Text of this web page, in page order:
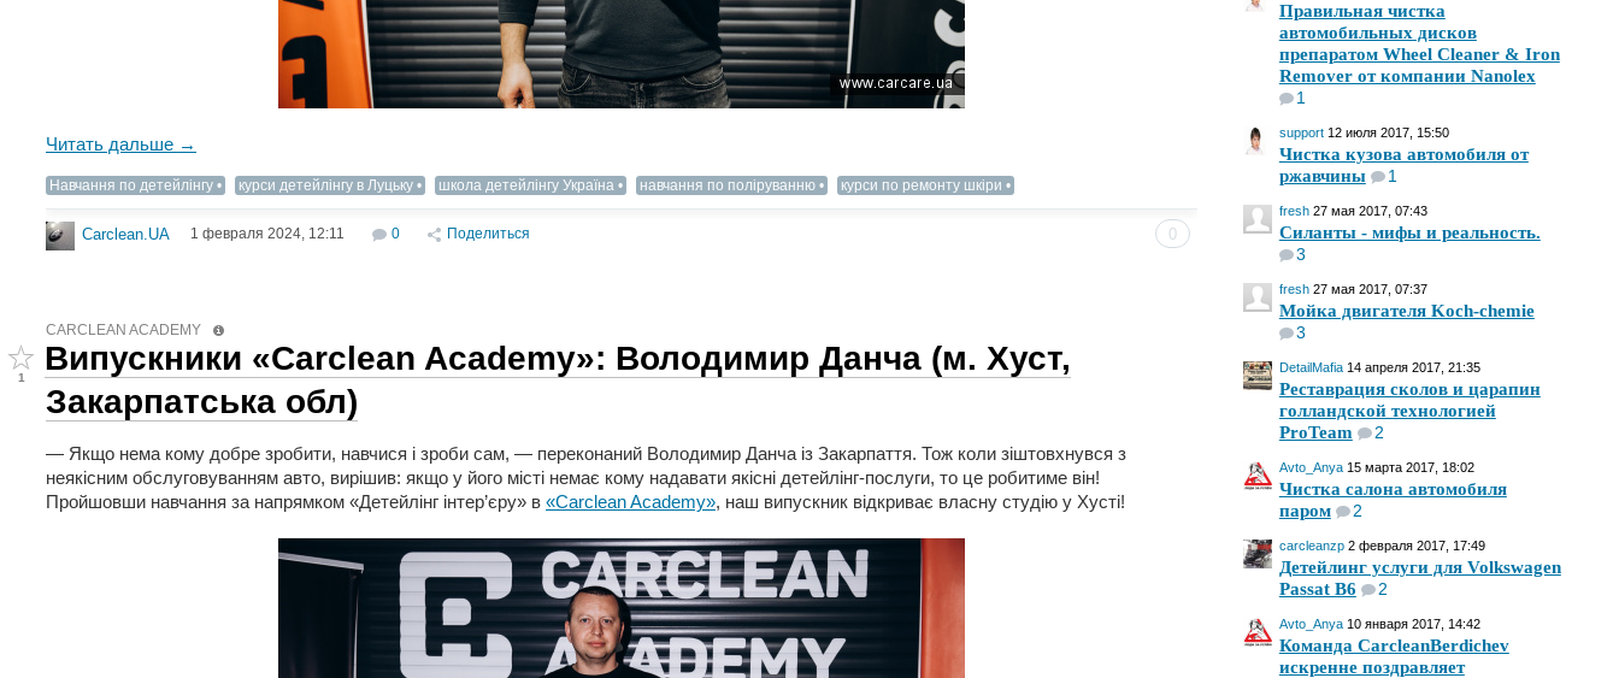
Правильная чистка
автомобильных дисков
препаратом Wheel Cleaner & Iron
Remover от компании Nanolex
1
support 12 июля 2017, 15:50
Чистка кузова автомобиля от
ржавчины
1
fresh 27 мая 2017, 07:43
Силанты - мифы и реальность.
3
fresh 27 мая 2017, 07:37
Мойка двигателя Koch-chemie
3
DetailMafia 14 апреля 2017, 21:35
Реставрация сколов и царапин
голландской технологией
ProTeam
2
Avto_Anya 15 марта 2017, 18:02
Чистка салона автомобиля
паром
2
carcleanzp 2 февраля 2017, 17:49
Детейлинг услуги для Volkswagen
Passat B6
2
Avto_Anya 10 января 2017, 14:42
Команда CarcleanBerdichev
искренне поздравляет
Читать дальше →
Навчання по детейлінгу курси детейлінгу в Луцьку школа детейлінгу Україна навчання по поліруванню курси по ремонту шкіри
Carclean.UA 1 февраля 2024, 12:11 0 Поделиться 0
CARCLEAN ACADEMY
1
Випускники «Carclean Academy»: Володимир Данча (м. Хуст,
Закарпатська обл)
— Якщо нема кому добре зробити, навчися і зроби сам, — переконаний Володимир Данча із Закарпаття. Тож коли зіштовхнувся з
неякісним обслуговуванням авто, вирішив: якщо у його місті немає кому надавати якісні детейлінг-послуги, то це робитиме він!
Пройшовши навчання за напрямком «Детейлінг інтер’єру» в «Carclean Academy», наш випускник відкриває власну студію у Хусті!